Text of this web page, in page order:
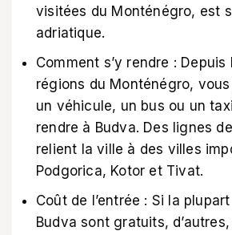
visitées du Monténégro, est
adriatique.
Comment s’y rendre : Depuis
régions du Monténégro,
un véhicule, un bus ou un
rendre à Budva. Des lignes
relient la ville à des villes
Podgorica, Kotor et Tivat.
Coût de l’entrée : Si la
Budva sont gratuits,